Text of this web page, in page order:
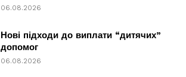
06.08.2026
Нові підходи до виплати “дитячих”
допомог
06.08.2026